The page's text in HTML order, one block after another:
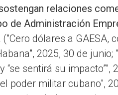
relaciones
de Administración
("Cero dólares a GAESA,
2025, 30 de
sentirá su impacto”",
poder militar cubano",